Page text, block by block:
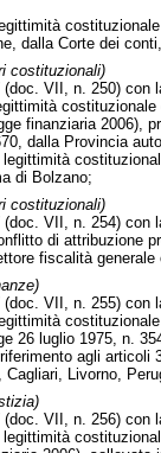
dalla Corte dei
costituzionali)
VII, n. 250) con
finanziaria 2006),
dalla Provincia
di Bolzano;
costituzionali)
VII, n. 254) con
di attribuzione
fiscalità
VII, n. 255) con
26 luglio 1975, n.
agli
Livorno,
VII, n. 256) con